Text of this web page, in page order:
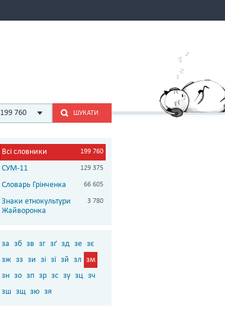
199 760 ШУКАТИ
Всі словники 199 760
СУМ-11 129 375
Словарь Грінченка 66 605
Знаки етнокультури
Жайворонка
3 780
за зб зв зг зґ зд зе зє
зж зз зи зі зї зй зл зм
зн зо зп зр зс зу зц зч
зш зщ зю зя